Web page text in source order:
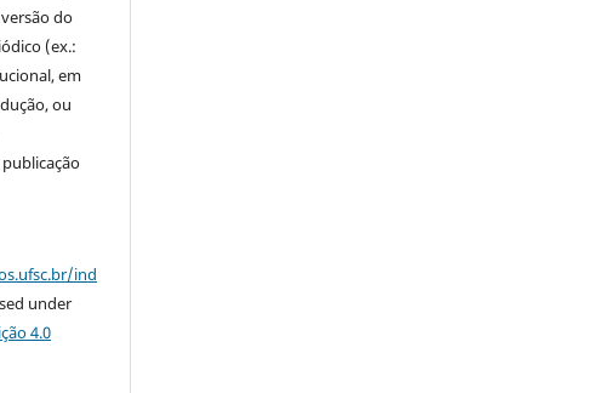
do
(ex.:
em
ou
ind
under
4.0